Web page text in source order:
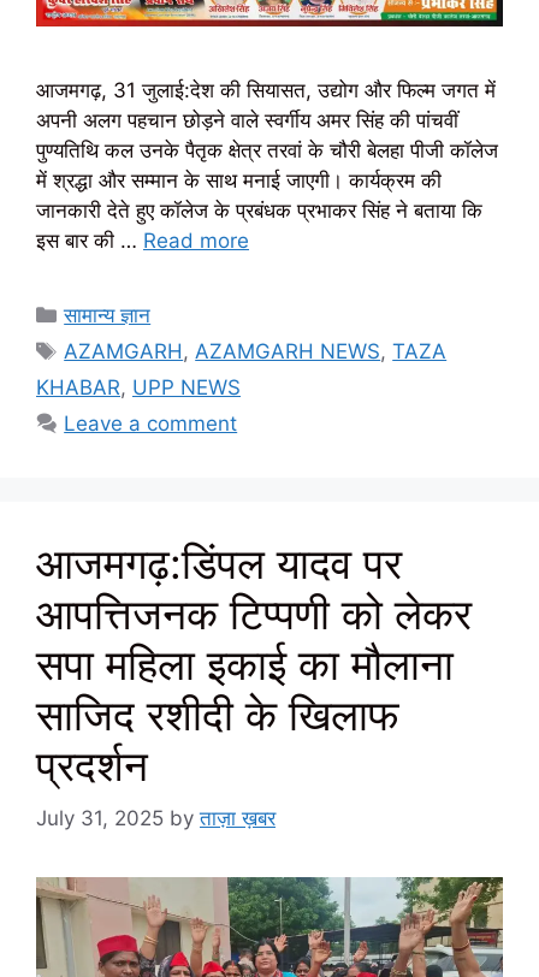
आजमगढ़, 31 जुलाई:देश की सियासत, उद्योग और फिल्म जगत में
अपनी अलग पहचान छोड़ने वाले स्वर्गीय अमर सिंह की पांचवीं
पुण्यतिथि कल उनके पैतृक क्षेत्र तरवां के चौरी बेलहा पीजी कॉलेज
में श्रद्धा और सम्मान के साथ मनाई जाएगी। कार्यक्रम की
जानकारी देते हुए कॉलेज के प्रबंधक प्रभाकर सिंह ने बताया कि
इस बार की … Read more
Categories
सामान्य ज्ञान
Tags
AZAMGARH , AZAMGARH NEWS,TAZA
KHABAR, UPP NEWS
Leave a comment
आजमगढ़:डिंपल यादव पर
आपत्तिजनक टिप्पणी को लेकर
सपा महिला इकाई का मौलाना
साजिद रशीदी के खिलाफ
प्रदर्शन
July 31, 2025 byताज़ा ख़बर